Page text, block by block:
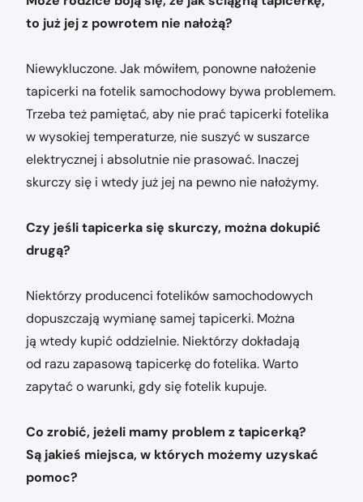
to już jej z powrotem nie nałożą?
Niewykluczone. Jak mówiłem, ponowne nałożenie
tapicerki na fotelik samochodowy bywa problemem.
Trzeba też pamiętać, aby nie prać tapicerki fotelika
w wysokiej temperaturze, nie suszyć w suszarce
elektrycznej i absolutnie nie prasować. Inaczej
skurczy się i wtedy już jej na pewno nie nałożymy.
Czy jeśli tapicerka się skurczy, można dokupić
drugą?
Niektórzy producenci fotelików samochodowych
dopuszczają wymianę samej tapicerki. Można
ją wtedy kupić oddzielnie. Niektórzy dokładają
od razu zapasową tapicerkę do fotelika. Warto
zapytać o warunki, gdy się fotelik kupuje.
Co zrobić, jeżeli mamy problem z tapicerką?
Są jakieś miejsca, w których możemy uzyskać
pomoc?